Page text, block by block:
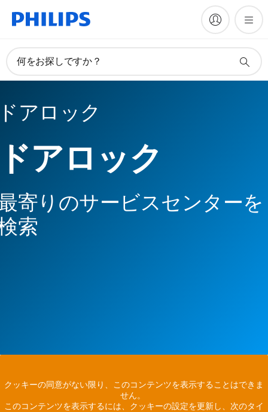
何をお探しですか？
アロック
アロック
寄りのサービスセンターを
索
クッキーの同意がない限り、このコンテンツを表示することはできま
せん。
このコンテンツを表示するには、クッキーの設定を更新し、次のタイ